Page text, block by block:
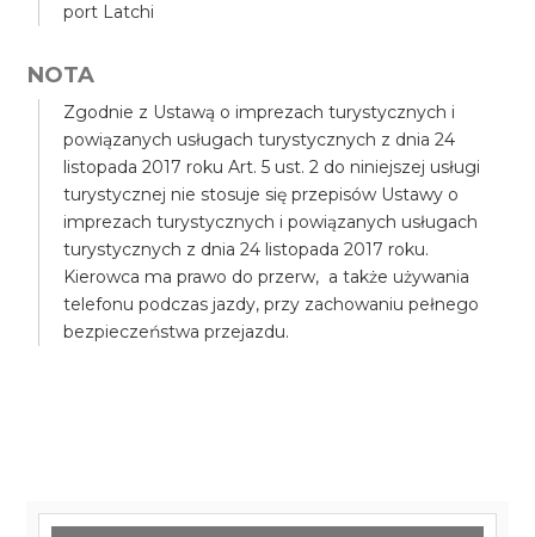
port Latchi
NOTA
Zgodnie z Ustawą o imprezach turystycznych i
powiązanych usługach turystycznych z dnia 24
listopada 2017 roku Art. 5 ust. 2 do niniejszej usługi
turystycznej nie stosuje się przepisów Ustawy o
imprezach turystycznych i powiązanych usługach
turystycznych z dnia 24 listopada 2017 roku.
Kierowca ma prawo do przerw, a także używania
telefonu podczas jazdy, przy zachowaniu pełnego
bezpieczeństwa przejazdu.